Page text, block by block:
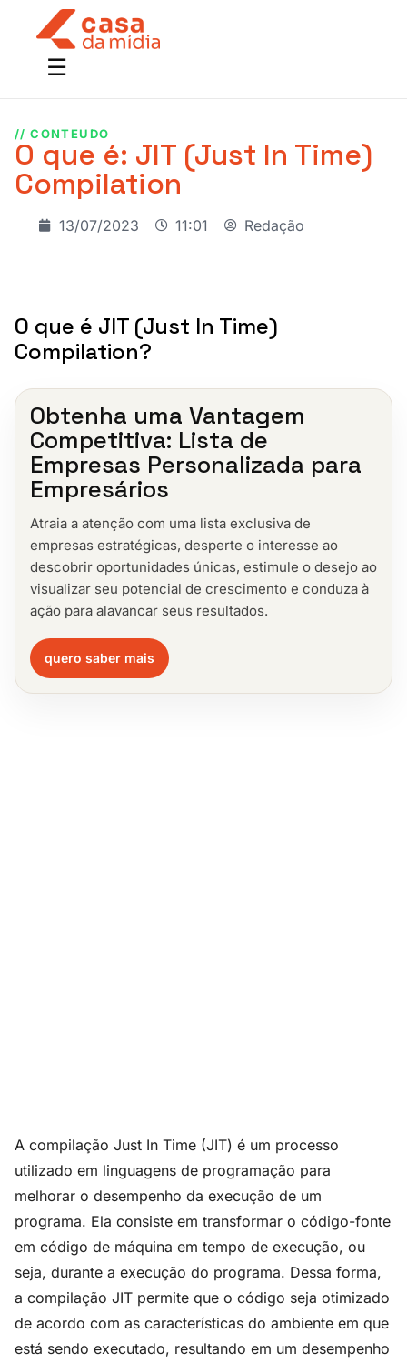
// CONTEUDO
O que é: JIT (Just In Time)
Compilation
13/07/2023 11:01 Redação
O que é JIT (Just In Time)
Compilation?
Obtenha uma Vantagem
Competitiva: Lista de
Empresas Personalizada para
Empresários
Atraia a atenção com uma lista exclusiva de
empresas estratégicas, desperte o interesse ao
descobrir oportunidades únicas, estimule o desejo ao
visualizar seu potencial de crescimento e conduza à
ação para alavancar seus resultados.
quero saber mais
A compilação Just In Time (JIT) é um processo
utilizado em linguagens de programação para
melhorar o desempenho da execução de um
programa. Ela consiste em transformar o código-fonte
em código de máquina em tempo de execução, ou
seja, durante a execução do programa. Dessa forma,
a compilação JIT permite que o código seja otimizado
de acordo com as características do ambiente em que
está sendo executado, resultando em um desempenho